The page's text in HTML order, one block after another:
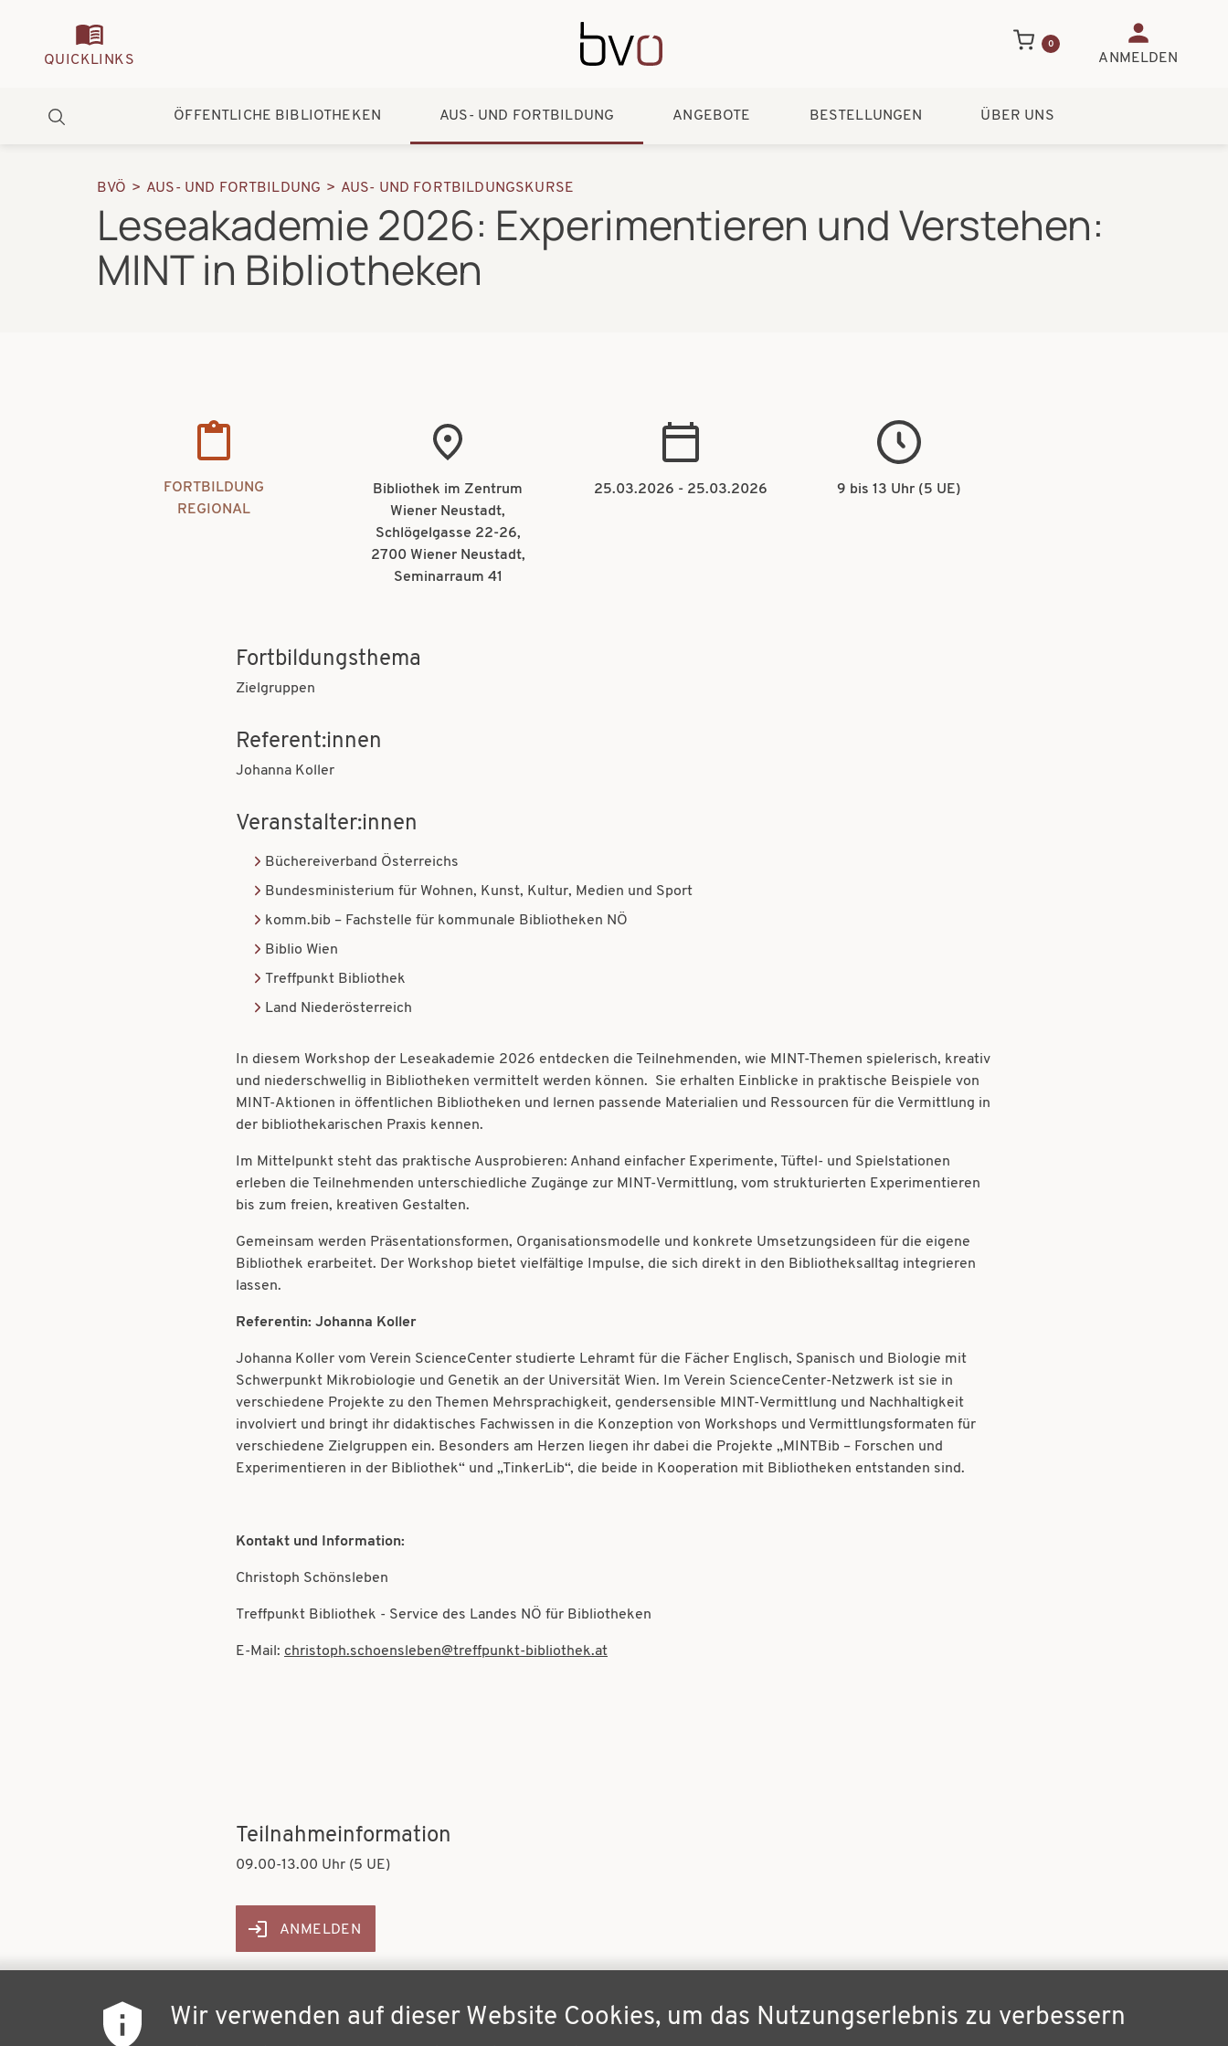
Direkt zum Inhalt
Quickmenu
QUICKLINKS
0
ANMELDEN
Hauptnavigation
ÖFFENTLICHE BIBLIOTHEKEN AUS- UND FORTBILDUNG ANGEBOTE BESTELLUNGEN ÜBER UNS
Suche
Pfadnavigation
BVÖ AUS- UND FORTBILDUNG AUS- UND FORTBILDUNGSKURSE
Leseakademie 2026: Experimentieren und Verstehen:
MINT in Bibliotheken
FORTBILDUNG
REGIONAL
Bibliothek im Zentrum
Wiener Neustadt,
Schlögelgasse 22-26,
2700 Wiener Neustadt,
Seminarraum 41
25.03.2026 - 25.03.2026 9 bis 13 Uhr (5 UE)
Fortbildungsthema
Zielgruppen
Referent:innen
Johanna Koller
Veranstalter:innen
Büchereiverband Österreichs
Bundesministerium für Wohnen, Kunst, Kultur, Medien und Sport
komm.bib – Fachstelle für kommunale Bibliotheken NÖ
Biblio Wien
Treffpunkt Bibliothek
Land Niederösterreich
In diesem Workshop der Leseakademie 2026 entdecken die Teilnehmenden, wie MINT-Themen spielerisch, kreativ
und niederschwellig in Bibliotheken vermittelt werden können. Sie erhalten Einblicke in praktische Beispiele von
MINT-Aktionen in öffentlichen Bibliotheken und lernen passende Materialien und Ressourcen für die Vermittlung in
der bibliothekarischen Praxis kennen.
Im Mittelpunkt steht das praktische Ausprobieren: Anhand einfacher Experimente, Tüftel- und Spielstationen
erleben die Teilnehmenden unterschiedliche Zugänge zur MINT-Vermittlung, vom strukturierten Experimentieren
bis zum freien, kreativen Gestalten.
Gemeinsam werden Präsentationsformen, Organisationsmodelle und konkrete Umsetzungsideen für die eigene
Bibliothek erarbeitet. Der Workshop bietet vielfältige Impulse, die sich direkt in den Bibliotheksalltag integrieren
lassen.
Referentin: Johanna Koller
Johanna Koller vom Verein ScienceCenter studierte Lehramt für die Fächer Englisch, Spanisch und Biologie mit
Schwerpunkt Mikrobiologie und Genetik an der Universität Wien. Im Verein ScienceCenter-Netzwerk ist sie in
verschiedene Projekte zu den Themen Mehrsprachigkeit, gendersensible MINT-Vermittlung und Nachhaltigkeit
involviert und bringt ihr didaktisches Fachwissen in die Konzeption von Workshops und Vermittlungsformaten für
verschiedene Zielgruppen ein. Besonders am Herzen liegen ihr dabei die Projekte „MINTBib – Forschen und
Experimentieren in der Bibliothek“ und „TinkerLib“, die beide in Kooperation mit Bibliotheken entstanden sind.
Kontakt und Information:
Christoph Schönsleben
Treffpunkt Bibliothek - Service des Landes NÖ für Bibliotheken
E-Mail: christoph.schoensleben@treffpunkt-bibliothek.at
Teilnahmeinformation
09.00-13.00 Uhr (5 UE)
ANMELDEN
Wir verwenden auf dieser Website Cookies, um das Nutzungserlebnis zu verbessern